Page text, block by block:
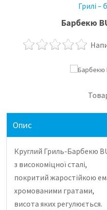
Грилі –
Барбекю
Опис
Круглий Гриль-Барбекю
з високоміцної сталі,
покритий жаростійкою
хромованими гратами,
висота яких регулюється.